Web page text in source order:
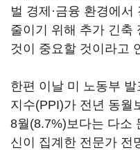
벌 경제·금융 환경에
줄이기 위해 추가 긴축
것이 중요할 것이라고
한편 이날 미 노동부
지수(PPI)가 전년 동월
8월(8.7%)보다는 다소
신이 집계한 전문가 전